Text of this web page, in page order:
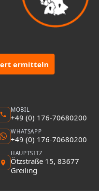
ermitteln
MOBIL
+49 (0) 176-70680200
WHATSAPP
+49 (0) 176-70680200
HAUPTSITZ
Ötzstraße 15, 83677
Greiling